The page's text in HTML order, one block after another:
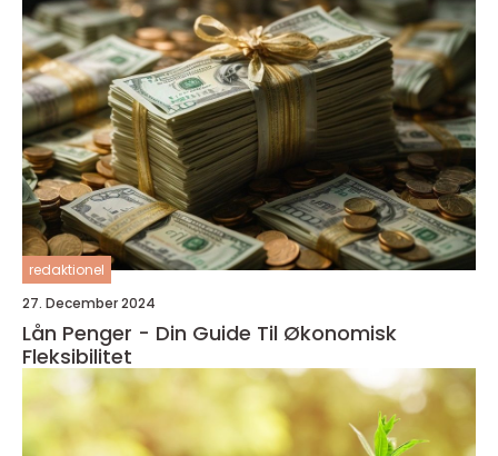
redaktionel
27. December 2024
Lån Penger - Din Guide Til Økonomisk
Fleksibilitet